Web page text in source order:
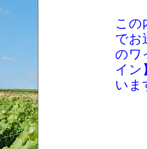
この
でお
のワ
イン
いま